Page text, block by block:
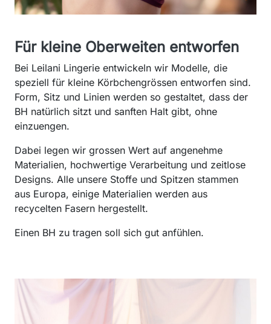
Für kleine Oberweiten entworfen
Bei Leilani Lingerie entwickeln wir Modelle, die
speziell für kleine Körbchengrössen entworfen sind.
Form, Sitz und Linien werden so gestaltet, dass der
BH natürlich sitzt und sanften Halt gibt, ohne
einzuengen.
Dabei legen wir grossen Wert auf angenehme
Materialien, hochwertige Verarbeitung und zeitlose
Designs. Alle unsere Stoffe und Spitzen stammen
aus Europa, einige Materialien werden aus
recycelten Fasern hergestellt.
Einen BH zu tragen soll sich gut anfühlen.